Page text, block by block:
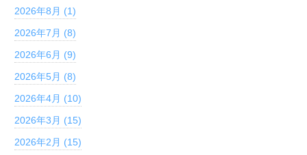
2026年8月 (1)
2026年7月 (8)
2026年6月 (9)
2026年5月 (8)
2026年4月 (10)
2026年3月 (15)
2026年2月 (15)